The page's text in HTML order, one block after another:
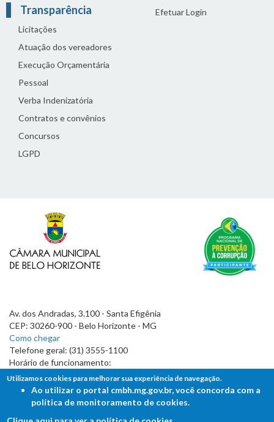
Transparência
Licitações
Atuação dos vereadores
Execução Orçamentária
Pessoal
Verba Indenizatória
Contratos e convênios
Concursos
LGPD
Efetuar Login
Av. dos Andradas, 3.100 - Santa Efigênia
CEP: 30260-900 - Belo Horizonte - MG
Como chegar
Telefone geral: (31) 3555-1100
Horário de funcionamento:
7h às 19h
Utilizamos cookies para melhorar sua experiência de navegação.
Ao utilizar o portal cmbh.mg.gov.br, você concorda com a
política de monitoramento de cookies.